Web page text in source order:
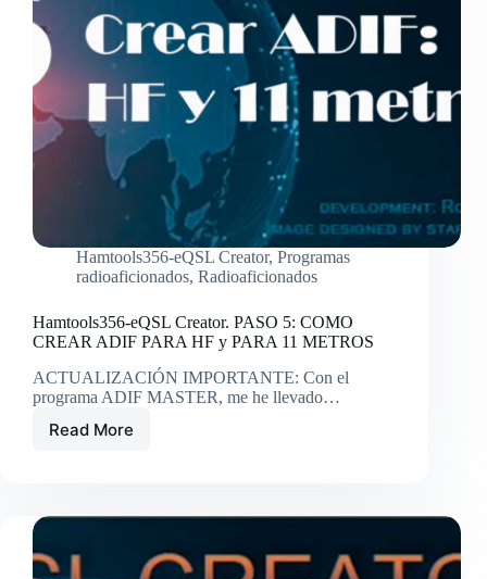
Hamtools356-eQSL Creator, Programas
radioaficionados, Radioaficionados
Hamtools356-eQSL Creator. PASO 5: COMO
CREAR ADIF PARA HF y PARA 11 METROS
ACTUALIZACIÓN IMPORTANTE: Con el
programa ADIF MASTER, me he llevado…
Read MoreHamtools356-
5:
CREAR